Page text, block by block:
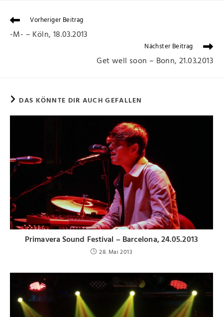
Vorheriger Beitrag
-M- – Köln, 18.03.2013
Nächster Beitrag
Get well soon – Bonn, 21.03.2013
DAS KÖNNTE DIR AUCH GEFALLEN
Primavera Sound Festival – Barcelona, 24.05.2013
28. Mai 2013